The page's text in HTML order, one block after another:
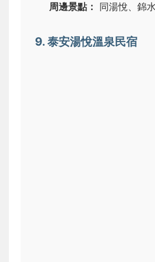
周邊景點： 同湯悅、錦水
9. 泰安湯悅溫泉民宿